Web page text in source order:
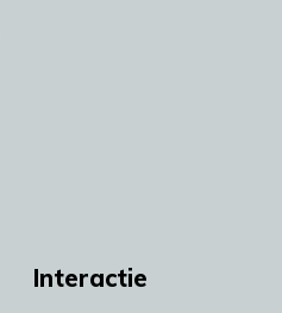
Interactie